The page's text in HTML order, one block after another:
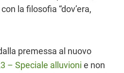
la filosofia “dov’era,
premessa al nuovo
– Speciale alluvioni e non